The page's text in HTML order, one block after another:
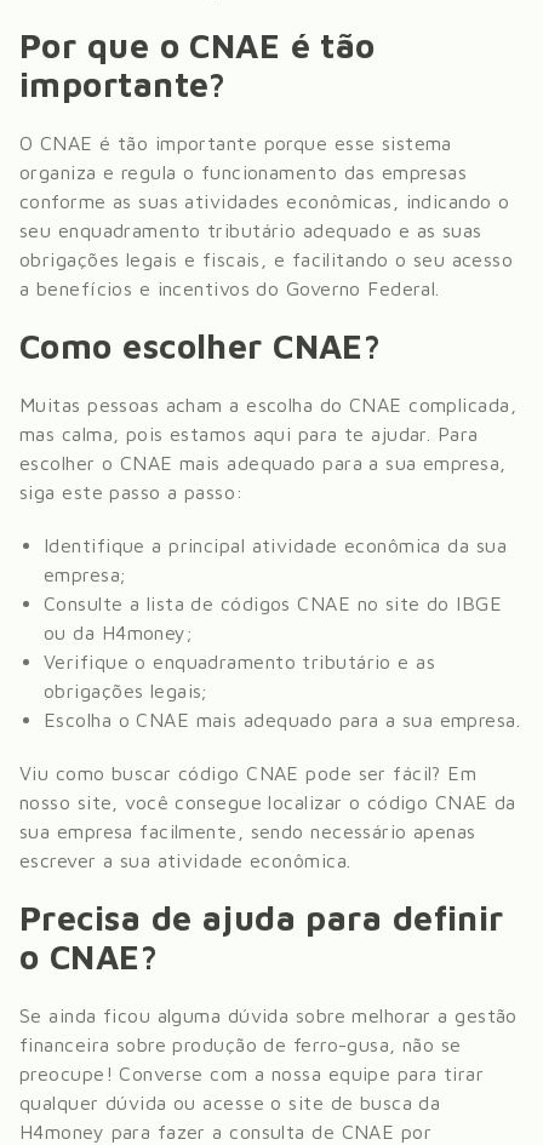
Por que o CNAE é tão
importante?
O CNAE é tão importante porque esse sistema
organiza e regula o funcionamento das empresas
conforme as suas atividades econômicas, indicando o
seu enquadramento tributário adequado e as suas
obrigações legais e fiscais, e facilitando o seu acesso
a benefícios e incentivos do Governo Federal.
Como escolher CNAE?
Muitas pessoas acham a escolha do CNAE complicada,
mas calma, pois estamos aqui para te ajudar. Para
escolher o CNAE mais adequado para a sua empresa,
siga este passo a passo:
Identifique a principal atividade econômica da sua
empresa;
Consulte a lista de códigos CNAE no site do IBGE
ou da H4money;
Verifique o enquadramento tributário e as
obrigações legais;
Escolha o CNAE mais adequado para a sua empresa.
Viu como buscar código CNAE pode ser fácil? Em
nosso site, você consegue localizar o código CNAE da
sua empresa facilmente, sendo necessário apenas
escrever a sua atividade econômica.
Precisa de ajuda para definir
o CNAE?
Se ainda ficou alguma dúvida sobre melhorar a gestão
financeira sobreprodução de ferro-gusa , não se
preocupe! Converse com a nossa equipe para tirar
qualquer dúvida ou acesse o site de busca da
H4money para fazer a consulta de CNAE por